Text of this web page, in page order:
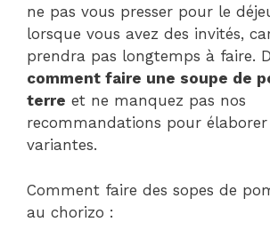
ne pas vous presser pour le
lorsque vous avez des invités,
prendra pas longtemps à faire.
comment faire une soupe de
terre et ne manquez pas nos
recommandations pour
variantes.
Comment faire des sopes de
au chorizo ​​: